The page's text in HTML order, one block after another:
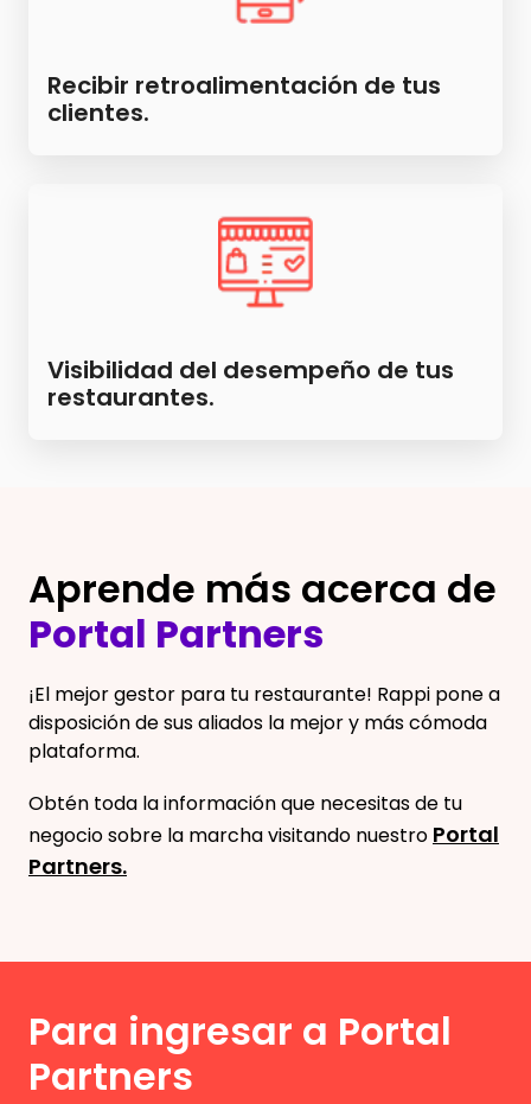
Recibir retroalimentación de tus
clientes.
Visibilidad del desempeño de tus
restaurantes.
Aprende más acerca de
Portal Partners
¡El mejor gestor para tu restaurante! Rappi pone a
disposición de sus aliados la mejor y más cómoda
plataforma.
Obtén toda la información que necesitas de tu
negocio sobre la marcha visitando nuestro Portal
Partners.
Para ingresar a Portal
Partners